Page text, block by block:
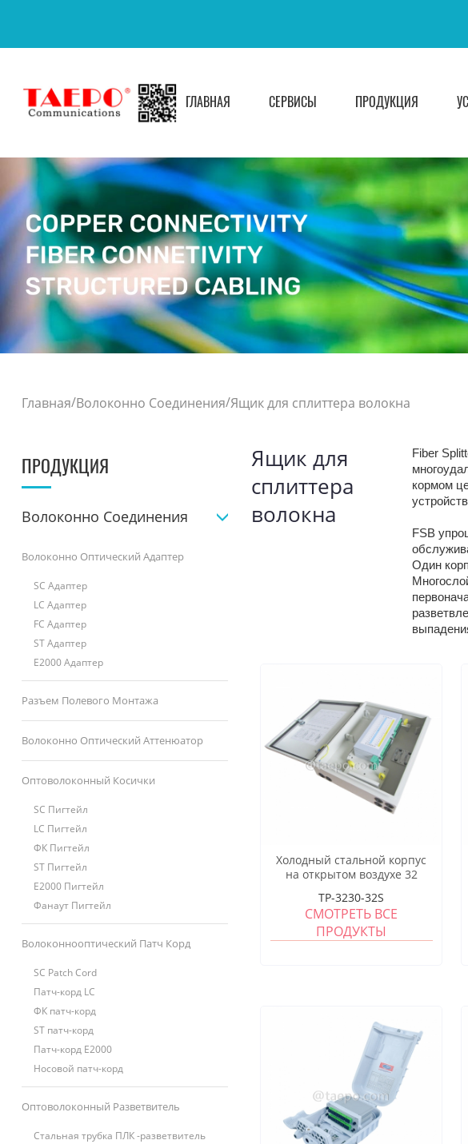
ГЛАВНАЯ СЕРВИСЫ ПРОДУКЦИЯ
Главная/Волоконно Соединения/Ящик для сплиттера волокна
ПРОДУКЦИЯ
Волоконно Соединения
Волоконно Оптический Адаптер
SC Адаптер
LC Адаптер
FC Адаптер
ST Адаптер
E2000 Адаптер
Разъем Полевого Монтажа
Волоконно Оптический Аттенюатор
Оптоволоконный Косички
SC Пигтейл
LC Пигтейл
ФК Пигтейл
ST Пигтейл
E2000 Пигтейл
Фанаут Пигтейл
Волоконнооптический Патч Корд
SC Patch Cord
Патч-корд LC
ФК патч-корд
ST патч-корд
Патч-корд E2000
Носовой патч-корд
Оптоволоконный Разветвитель
Стальная трубка ПЛК -разветвитель
Ящик для
сплиттера
волокна
Fiber
кормом
FSB
Один
Холодный стальной корпус
на открытом воздухе 32
Fan
TP-3230-32S
СМОТРЕТЬ ВСЕ
ПРОДУКТЫ